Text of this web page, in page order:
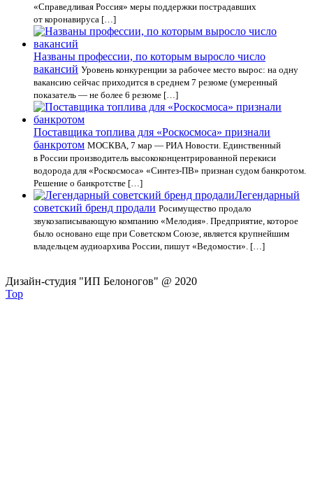
«Справедливая Россия» меры поддержки пострадавших
от коронавируса […]
Названы профессии, по которым выросло число
вакансий Уровень конкуренции за рабочее место вырос: на одну
вакансию сейчас приходится в среднем 7 резюме (умеренный
показатель — не более 6 резюме […]
Поставщика топлива для «Роскосмоса» признали
банкротом МОСКВА, 7 мар — РИА Новости. Единственный
в России производитель высококонцентрированной перекиси
водорода для «Роскосмоса» «Синтез-ПВ» признан судом банкротом.
Решение о банкротстве […]
Легендарный
советский бренд продали Росимущество продало
звукозаписывающую компанию «Мелодия». Предприятие, которое
было основано еще при Советском Союзе, является крупнейшим
владельцем аудиоархива России, пишут «Ведомости». […]
Дизайн-студия "ИП Белоногов" @ 2020
Top